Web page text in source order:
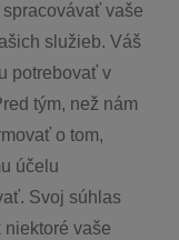
vaše
služieb. Váš
potrebovať v
tým, než nám
o tom,
účelu
Svoj súhlas
vaše